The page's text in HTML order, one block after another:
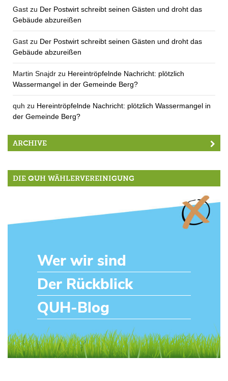
Gast zu Der Postwirt schreibt seinen Gästen und droht das
Gebäude abzureißen
Gast zu Der Postwirt schreibt seinen Gästen und droht das
Gebäude abzureißen
Martin Snajdr zu Hereintröpfelnde Nachricht: plötzlich
Wassermangel in der Gemeinde Berg?
quh zu Hereintröpfelnde Nachricht: plötzlich Wassermangel in
der Gemeinde Berg?
ARCHIVE
DIE QUH WÄHLERVEREINIGUNG
Wer wir sind
Der Rückblick
QUH-Blog